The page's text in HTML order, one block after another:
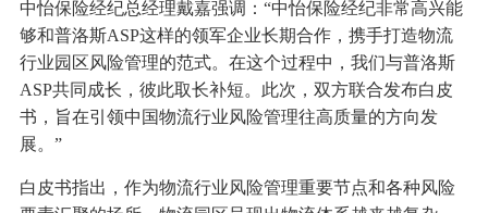
中怡保险经纪总经理戴嘉强调：“中怡保险经纪非常高兴能
够和普洛斯ASP这样的领军企业长期合作，携手打造物流
行业园区风险管理的范式。在这个过程中，我们与普洛斯
ASP共同成长，彼此取长补短。此次，双方联合发布白皮
书，旨在引领中国物流行业风险管理往高质量的方向发
展。”
白皮书指出，作为物流行业风险管理重要节点和各种风险